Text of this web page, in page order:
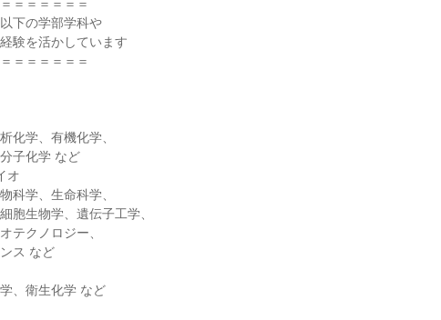
＝＝＝＝＝＝
下の学部学科や
験を活かしています
＝＝＝＝＝＝
化学、有機化学、
子化学 など
オ
科学、生命科学、
胞生物学、遺伝子工学、
テクノロジー、
ス など
、衛生化学 など